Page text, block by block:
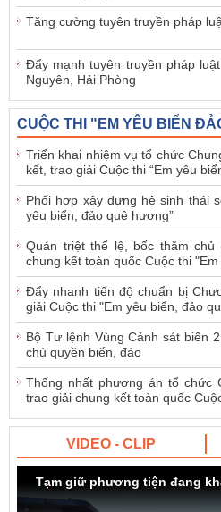
Tăng cường tuyên truyền pháp
Đẩy mạnh tuyên truyền pháp
Nguyên, Hải Phòng
CUỘC THI "EM YÊU BIỂN
Triển khai nhiệm vụ tổ chức
kết, trao giải Cuộc thi “Em yêu
Phối hợp xây dựng hệ sinh thái
yêu biển, đảo quê hương”
Quán triệt thể lệ, bốc thăm
chung kết toàn quốc Cuộc thi
Đẩy nhanh tiến độ chuẩn bị
giải Cuộc thi "Em yêu biển, đảo
Bộ Tư lệnh Vùng Cảnh sát biển
chủ quyền biển, đảo
Thống nhất phương án tổ chức
trao giải chung kết toàn quốc
VIDEO - CLIP